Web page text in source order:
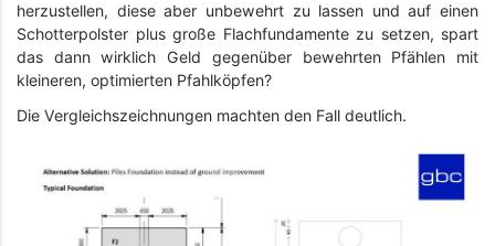
herzustellen, diese aber unbewehrt zu lassen und auf einen
Schotterpolster plus große Flachfundamente zu setzen, spart
das dann wirklich Geld gegenüber bewehrten Pfählen mit
kleineren, optimierten Pfahlköpfen?
Die Vergleichszeichnungen machten den Fall deutlich.